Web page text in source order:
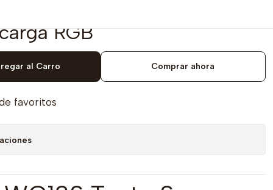
26.000 DPI y 8.000 Hz
RGB
al Carro Comprar ahora
favoritos